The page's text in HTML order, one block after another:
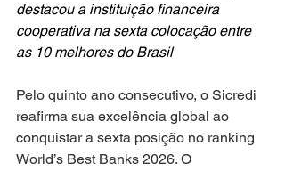
destacou a instituição financeira
cooperativa na sexta colocação entre
as 10 melhores do Brasil
Pelo quinto ano consecutivo, o Sicredi
reafirma sua excelência global ao
conquistar a sexta posição no ranking
World’s Best Banks 2026. O